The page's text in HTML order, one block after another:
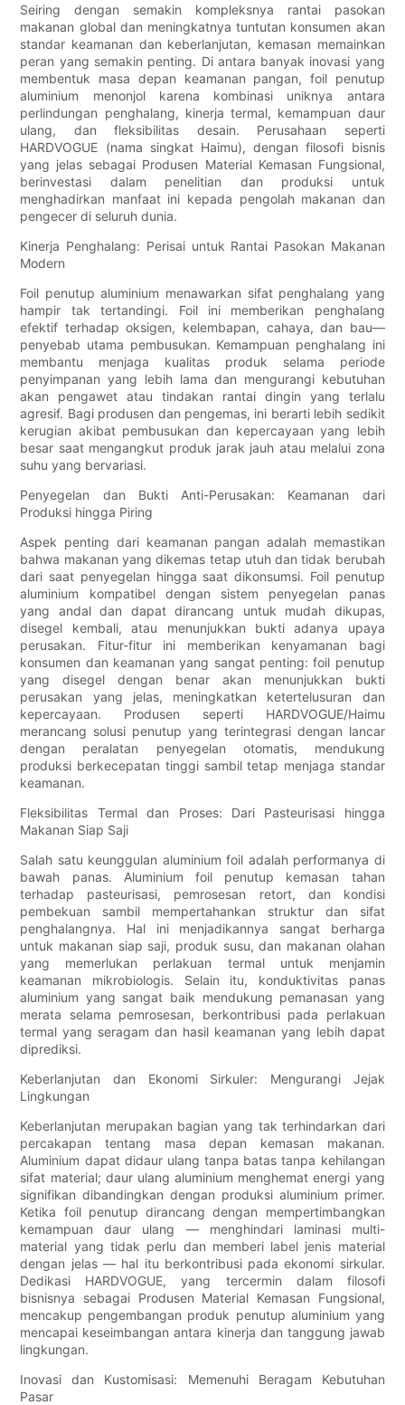
Seiring dengan semakin kompleksnya rantai pasokan
makanan global dan meningkatnya tuntutan konsumen akan
standar keamanan dan keberlanjutan, kemasan memainkan
peran yang semakin penting. Di antara banyak inovasi yang
membentuk masa depan keamanan pangan, foil penutup
aluminium menonjol karena kombinasi uniknya antara
perlindungan penghalang, kinerja termal, kemampuan daur
ulang, dan fleksibilitas desain. Perusahaan seperti
HARDVOGUE (nama singkat Haimu), dengan filosofi bisnis
yang jelas sebagai Produsen Material Kemasan Fungsional,
berinvestasi dalam penelitian dan produksi untuk
menghadirkan manfaat ini kepada pengolah makanan dan
pengecer di seluruh dunia.
Kinerja Penghalang: Perisai untuk Rantai Pasokan Makanan
Modern
Foil penutup aluminium menawarkan sifat penghalang yang
hampir tak tertandingi. Foil ini memberikan penghalang
efektif terhadap oksigen, kelembapan, cahaya, dan bau—
penyebab utama pembusukan. Kemampuan penghalang ini
membantu menjaga kualitas produk selama periode
penyimpanan yang lebih lama dan mengurangi kebutuhan
akan pengawet atau tindakan rantai dingin yang terlalu
agresif. Bagi produsen dan pengemas, ini berarti lebih sedikit
kerugian akibat pembusukan dan kepercayaan yang lebih
besar saat mengangkut produk jarak jauh atau melalui zona
suhu yang bervariasi.
Penyegelan dan Bukti Anti-Perusakan: Keamanan dari
Produksi hingga Piring
Aspek penting dari keamanan pangan adalah memastikan
bahwa makanan yang dikemas tetap utuh dan tidak berubah
dari saat penyegelan hingga saat dikonsumsi. Foil penutup
aluminium kompatibel dengan sistem penyegelan panas
yang andal dan dapat dirancang untuk mudah dikupas,
disegel kembali, atau menunjukkan bukti adanya upaya
perusakan. Fitur-fitur ini memberikan kenyamanan bagi
konsumen dan keamanan yang sangat penting: foil penutup
yang disegel dengan benar akan menunjukkan bukti
perusakan yang jelas, meningkatkan ketertelusuran dan
kepercayaan. Produsen seperti HARDVOGUE/Haimu
merancang solusi penutup yang terintegrasi dengan lancar
dengan peralatan penyegelan otomatis, mendukung
produksi berkecepatan tinggi sambil tetap menjaga standar
keamanan.
Fleksibilitas Termal dan Proses: Dari Pasteurisasi hingga
Makanan Siap Saji
Salah satu keunggulan aluminium foil adalah performanya di
bawah panas. Aluminium foil penutup kemasan tahan
terhadap pasteurisasi, pemrosesan retort, dan kondisi
pembekuan sambil mempertahankan struktur dan sifat
penghalangnya. Hal ini menjadikannya sangat berharga
untuk makanan siap saji, produk susu, dan makanan olahan
yang memerlukan perlakuan termal untuk menjamin
keamanan mikrobiologis. Selain itu, konduktivitas panas
aluminium yang sangat baik mendukung pemanasan yang
merata selama pemrosesan, berkontribusi pada perlakuan
termal yang seragam dan hasil keamanan yang lebih dapat
diprediksi.
Keberlanjutan dan Ekonomi Sirkuler: Mengurangi Jejak
Lingkungan
Keberlanjutan merupakan bagian yang tak terhindarkan dari
percakapan tentang masa depan kemasan makanan.
Aluminium dapat didaur ulang tanpa batas tanpa kehilangan
sifat material; daur ulang aluminium menghemat energi yang
signifikan dibandingkan dengan produksi aluminium primer.
Ketika foil penutup dirancang dengan mempertimbangkan
kemampuan daur ulang — menghindari laminasi multi-
material yang tidak perlu dan memberi label jenis material
dengan jelas — hal itu berkontribusi pada ekonomi sirkular.
Dedikasi HARDVOGUE, yang tercermin dalam filosofi
bisnisnya sebagai Produsen Material Kemasan Fungsional,
mencakup pengembangan produk penutup aluminium yang
mencapai keseimbangan antara kinerja dan tanggung jawab
lingkungan.
Inovasi dan Kustomisasi: Memenuhi Beragam Kebutuhan
Pasar